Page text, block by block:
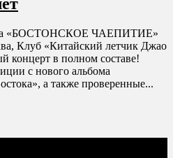
«БОСТОНСКОЕ ЧАЕПИТИЕ»
Клуб «Китайский летчик Джао
концерт в полном составе!
с нового альбома
а также проверенные...